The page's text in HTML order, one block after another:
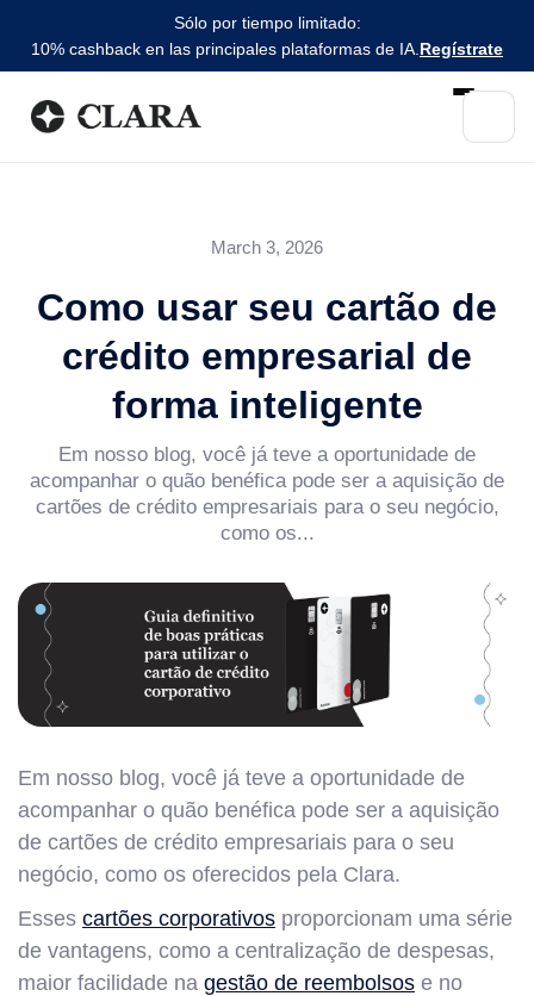
Sólo por tiempo limitado:
10% cashback en las principales plataformas de IA. Regístrate
March 3, 2026
Como usar seu cartão de
crédito empresarial de
forma inteligente
Em nosso blog, você já teve a oportunidade de
acompanhar o quão benéfica pode ser a aquisição de
cartões de crédito empresariais para o seu negócio,
como os...
Em nosso blog, você já teve a oportunidade de
acompanhar o quão benéfica pode ser a aquisição
de cartões de crédito empresariais para o seu
negócio, como os oferecidos pela Clara.
Esses cartões corporativos proporcionam uma série
de vantagens, como a centralização de despesas,
maior facilidade na gestão de reembolsos e no